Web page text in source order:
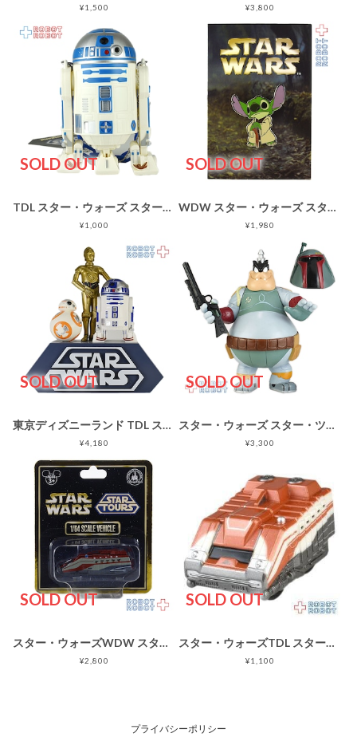
¥1,500 ¥3,800
SOLD OUT
TDL スター・ウォーズ スター・ツアーズ R2-D2 スーベニア スナック ケース
¥1,000
SOLD OUT
WDW スター・ウォーズ スター・ツアーズ ピンバッジ コレクション スティッチ as ヨーダ
¥1,980
SOLD OUT
東京ディズニーランド TDL スター・ウォーズ スター・ツアーズ 貯金箱
¥4,180
SOLD OUT
スター・ウォーズ スター・ツアーズ シリーズ バッド・ピート as ボバ・フェット アクションフィギュア
¥3,300
SOLD OUT
スター・ウォーズWDW スター・ツアーズ 1/64 スタースピーダー1000 ダイキャストミニカー
¥2,800
SOLD OUT
スター・ウォーズTDL スター・ツアーズ チョロQ スタースピーダー1000 開封箱無し ルース
¥1,100
プライバシーポリシー